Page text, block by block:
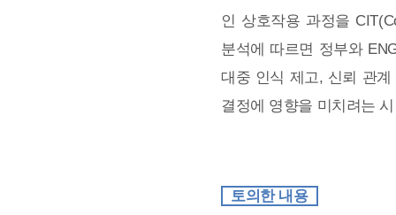
인 상호작용 과정을
분석에 따르면 정부와
대중 인식 제고, 신뢰 관
결정에 영향을 미치려는
토의한 내용